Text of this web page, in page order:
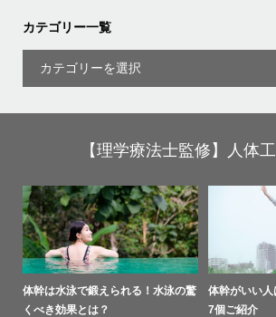
カテゴリー一覧
【理学療法士監修】人体
体幹は水泳で鍛えられる！水泳の驚
くべき効果とは？
体幹がいい
7個ご紹介